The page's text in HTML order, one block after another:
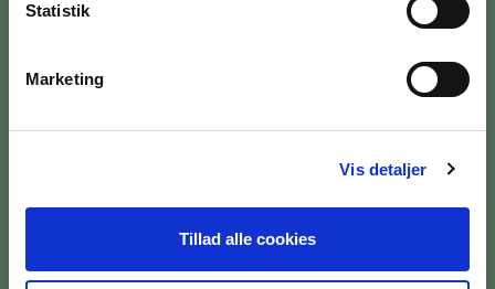
Statistik
Marketing
Vis detaljer
Tillad alle cookies
PRESSE
SØG PÅ BRANDTS